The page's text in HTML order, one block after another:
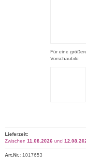
Für eine
Vorschaubild
Lieferzeit:
Zwischen 11.08.2026 und
Art.Nr.: 1017653